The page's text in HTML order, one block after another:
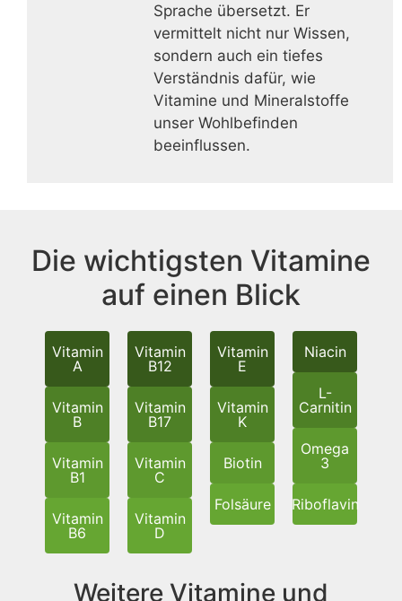
Sprache übersetzt. Er
vermittelt nicht nur Wissen,
sondern auch ein tiefes
Verständnis dafür, wie
Vitamine und Mineralstoffe
unser Wohlbefinden
beeinflussen.
Die wichtigsten Vitamine
auf einen Blick
Vitamin
A
Vitamin
B
Vitamin
B1
Vitamin
B6
Vitamin
B12
Vitamin
B17
Vitamin
C
Vitamin
D
Vitamin
E
Vitamin
K
Biotin
Folsäure
Niacin
L-
Carnitin
Omega
3
Riboflavin
Weitere Vitamine und